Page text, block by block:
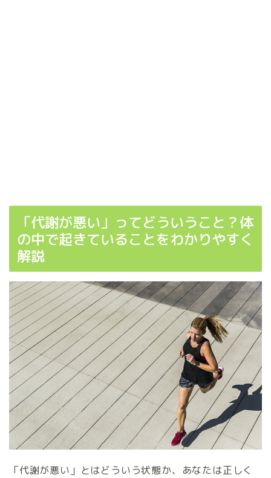
「代謝が悪い」ってどういうこと？体
の中で起きていることをわかりやすく
解説
「代謝が悪い」とはどういう状態か、あなたは正しく